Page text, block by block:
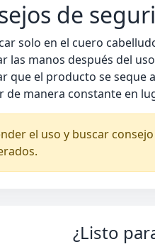
de
solo en el cuero
las manos después del
que el producto se seque
de manera constante en
el uso y buscar
¿Listo